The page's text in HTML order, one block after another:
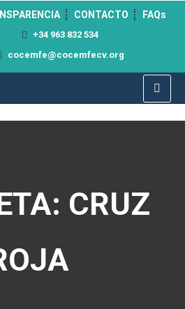
CONTACTO FAQs
+34 963 832 534
cocemfe@cocemfecv.org
CRUZ